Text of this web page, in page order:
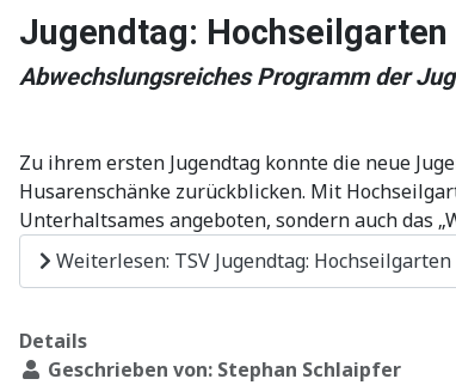
Jugendtag:
Abwechslungsreiches Programm der
Zu ihrem ersten Jugendtag konnte die neue
Husarenschänke zurückblicken. Mit
Unterhaltsames angeboten, sondern auch das
Weiterlesen: TSV Jugendtag:
Details
Geschrieben von: Stephan Schlaipfer